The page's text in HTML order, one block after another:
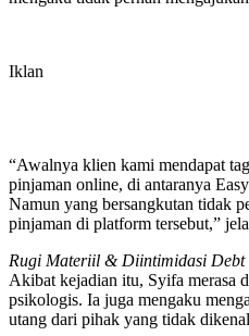
Iklan
“Awalnya klien kami mendapat
pinjaman online, di antaranya
Namun yang bersangkutan tidak
pinjaman di platform tersebut,”
Rugi Materiil & Diintimidasi Debt
Akibat kejadian itu, Syifa merasa
psikologis. Ia juga mengaku
utang dari pihak yang tidak